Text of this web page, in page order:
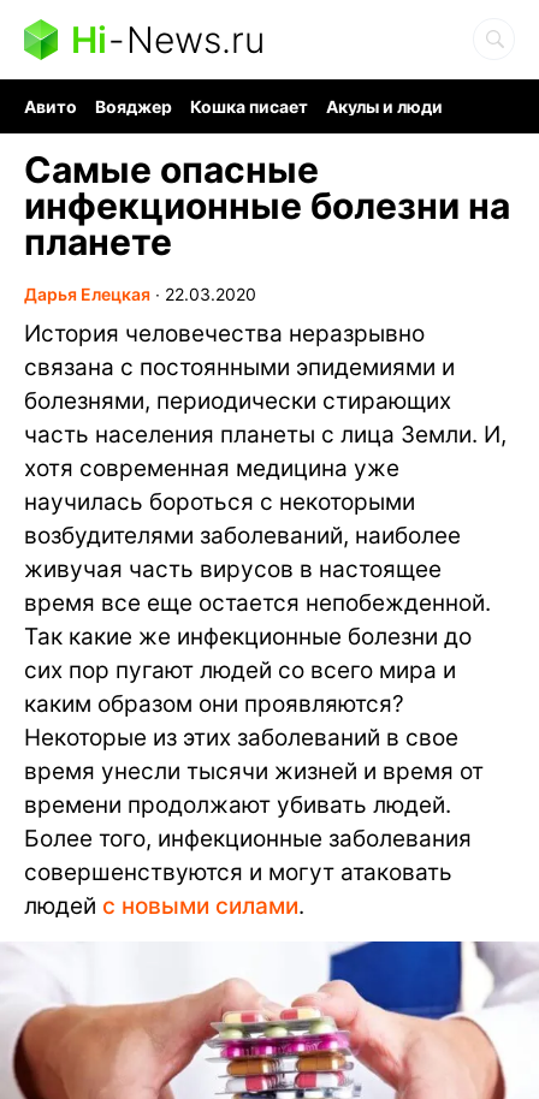
Hi-News.ru
Авито Вояджер Кошка писает
Акулы и люди
Самые опасные
инфекционные болезни на
планете
Дарья Елецкая ∙ 22.03.2020
История человечества неразрывно
связана с постоянными эпидемиями и
болезнями, периодически стирающих
часть населения планеты с лица Земли. И,
хотя современная медицина уже
научилась бороться с некоторыми
возбудителями заболеваний, наиболее
живучая часть вирусов в настоящее
время все еще остается непобежденной.
Так какие же инфекционные болезни до
сих пор пугают людей со всего мира и
каким образом они проявляются?
Некоторые из этих заболеваний в свое
время унесли тысячи жизней и время от
времени продолжают убивать людей.
Более того, инфекционные заболевания
совершенствуются и могут атаковать
людей с новыми силами.